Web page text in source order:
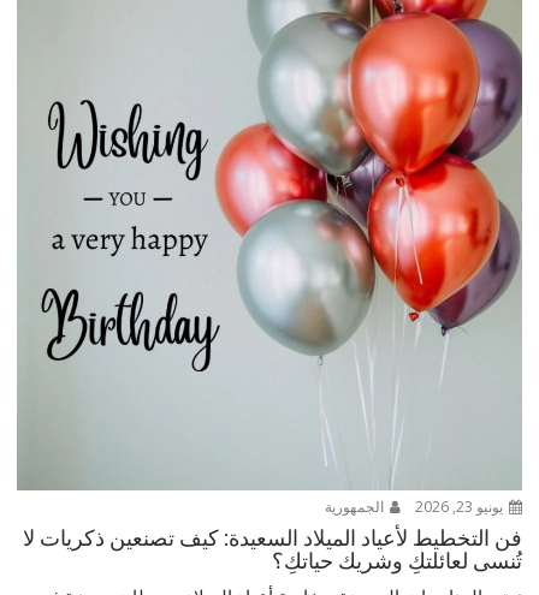
يونيو 23, 2026 الجمهورية
فن التخطيط لأعياد الميلاد السعيدة: كيف تصنعين ذكريات لا
تُنسى لعائلتكِ وشريك حياتكِ؟